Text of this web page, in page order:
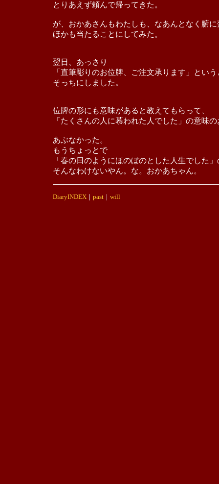
とりあえず頼んで帰ってきた。
が、おかあさんもわたしも、なあんとなく腑
ほかも当たることにしてみた。
翌日、あっさり
「直筆彫りのお位牌、ご注文承ります」とい
そっちにしました。
位牌の形にも意味があると教えてもらって、
「たくさんの人に慕われた人でした」の意味
あぶなかった。
もうちょっとで
「春の日のようにほのぼのとした人生でした
そんなわけないやん。な。おかあちゃん。
DiaryINDEX｜ past｜ will